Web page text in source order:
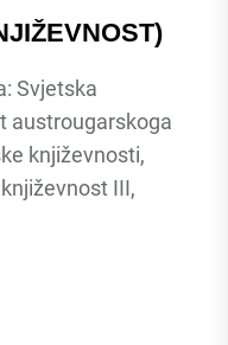
Svjetska
austrougarskoga
književnosti,
III,